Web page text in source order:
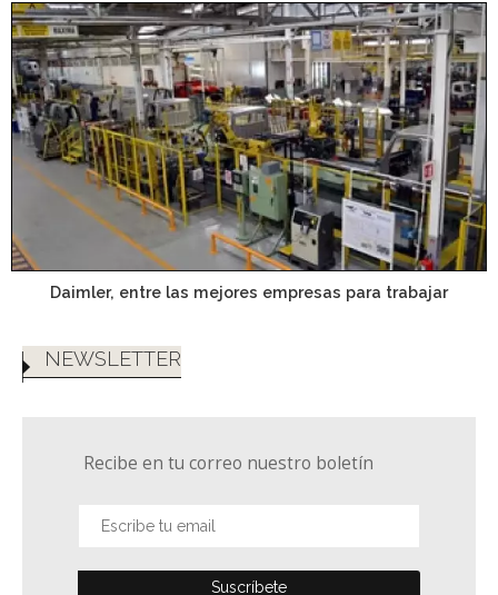
Daimler, entre las mejores empresas para trabajar
NEWSLETTER
Recibe en tu correo nuestro boletín